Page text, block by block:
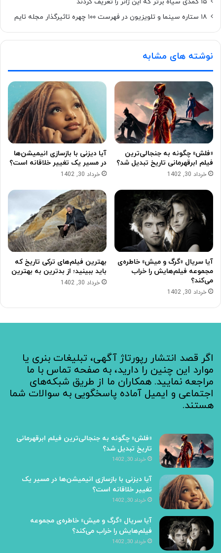
۱۸ ستاره‌ سینما و تلویزیون در فهرست ۱۰۰ چهره تاثیرگذار مجله تایم
نوشته های مشابه
«فلش» چگونه به جنجالی‌ترین
فیلم ابرقهرمانی تاریخ تبدیل شد؟
خرداد 30, 1402
آیا دیزنی با بازسازی انیمیشن‌ها
در مسیر یک تغییر خلاقانه است؟
خرداد 30, 1402
آیا سریال «گرگ و میش» خاطره‌ی
مجموعه‌ فیلم‌هایش را خراب
می‌کند؟
خرداد 30, 1402
بهترین فیلم‌های ترکی تاریخ که
باید ببینید؛ از بدترین به بهترین
خرداد 30, 1402
اگر قصد انتشار رپورتاژ آگهی، تبلیغات بنری یا
موارد این چنین را دارید، به صفحه تماس با ما
مراجعه نمایید. همکاران ما از طریق شبکه‌های
اجتماعی و ایمیل آماده پاسخگویی به سوالات شما
هستند.
«فلش» چگونه به جنجالی‌ترین فیلم ابرقهرمانی
تاریخ تبدیل شد؟
خرداد 30, 1402
آیا دیزنی با بازسازی انیمیشن‌ها در مسیر یک
تغییر خلاقانه است؟
خرداد 30, 1402
آیا سریال «گرگ و میش» خاطره‌ی مجموعه‌
فیلم‌هایش را خراب می‌کند؟
خرداد 30, 1402